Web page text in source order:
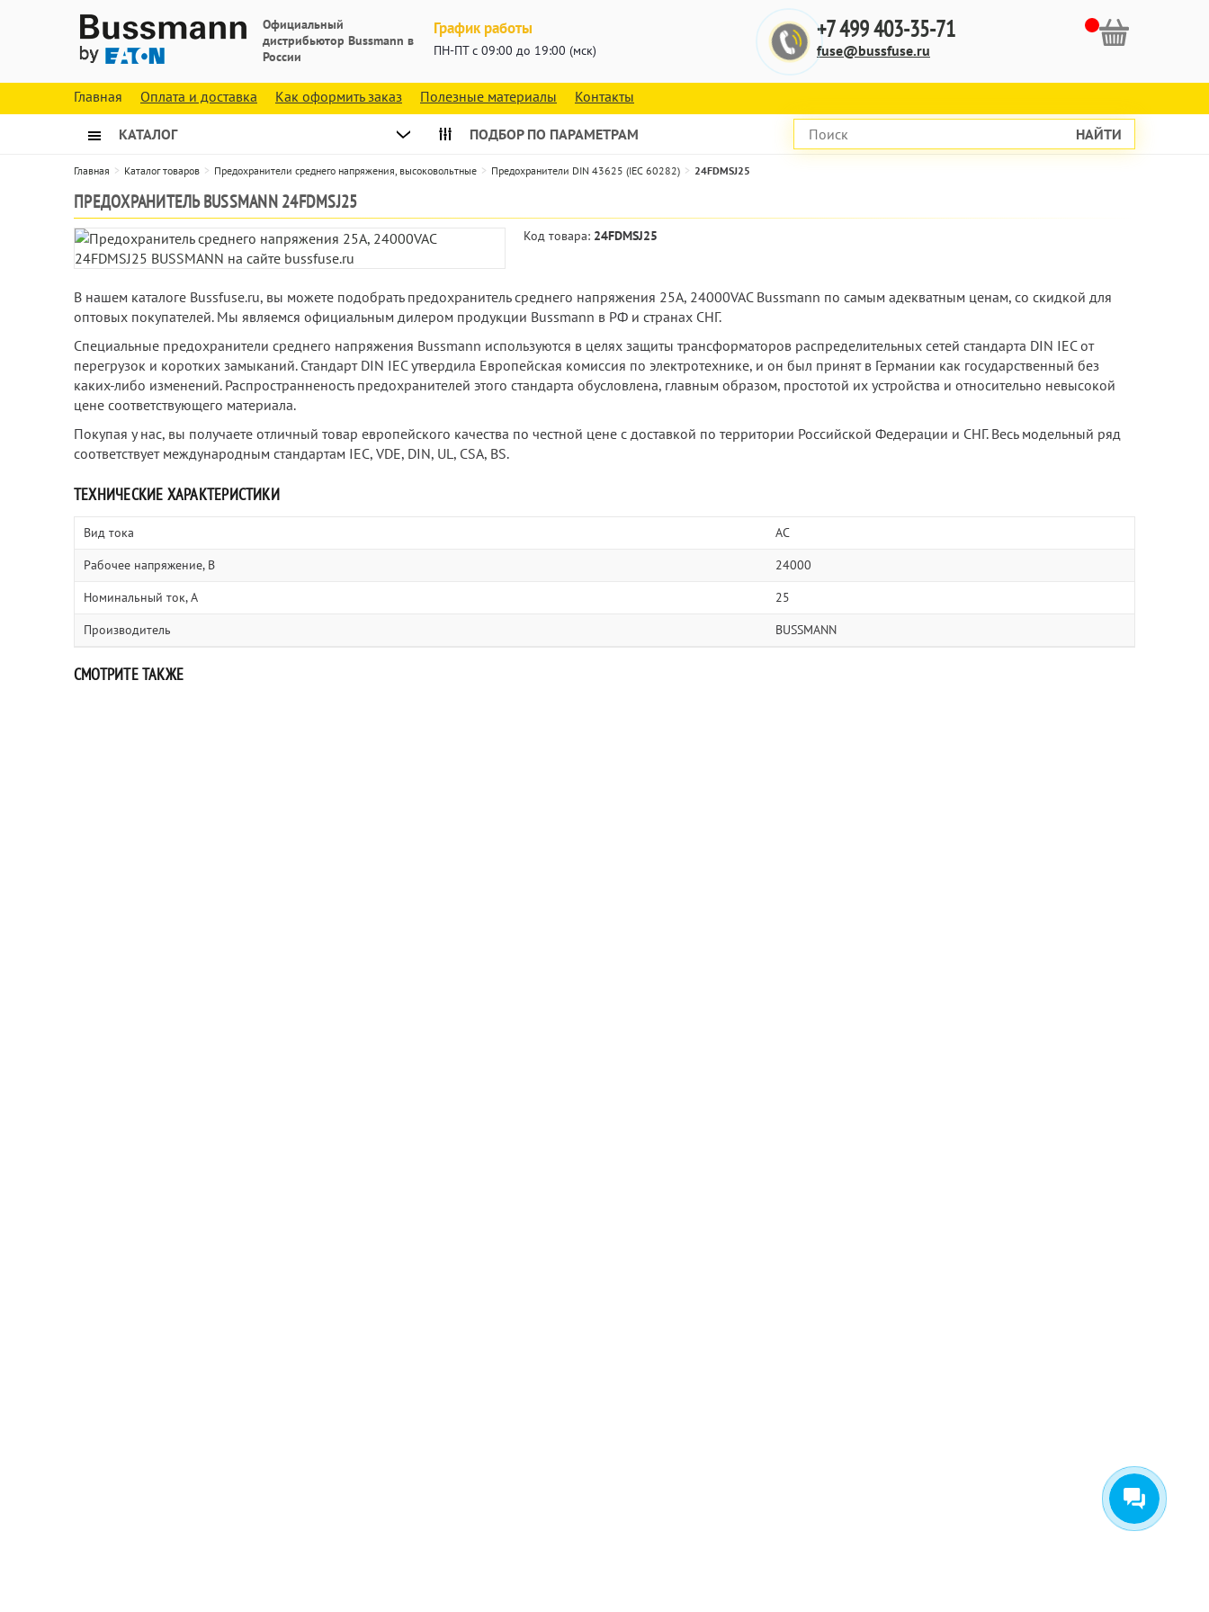
Официальный
дистрибьютор Bussmann в
России
График работы
ПН-ПТ с 09:00 до 19:00 (мск)
+7 499 403-35-71
fuse@bussfuse.ru
Главная Оплата и доставка Как оформить заказ Полезные материалы Контакты
КАТАЛОГ ПОДБОР ПО ПАРАМЕТРАМ НАЙТИ
Главная Каталог товаров Предохранители среднего напряжения, высоковольтные Предохранители DIN 43625 (IEC 60282) 24FDMSJ25
ПРЕДОХРАНИТЕЛЬ BUSSMANN 24FDMSJ25
Код товара: 24FDMSJ25
В нашем каталоге Bussfuse.ru, вы можете подобрать предохранитель среднего напряжения 25А, 24000VAC Bussmann по самым адекватным ценам, со скидкой для
оптовых покупателей. Мы являемся официальным дилером продукции Bussmann в РФ и странах СНГ.
Специальные предохранители среднего напряжения Bussmann используются в целях защиты трансформаторов распределительных сетей стандарта DIN IEC от
перегрузок и коротких замыканий. Стандарт DIN IEC утвердила Европейская комиссия по электротехнике, и он был принят в Германии как государственный без
каких-либо изменений. Распространненость предохранителей этого стандарта обусловлена, главным образом, простотой их устройства и относительно невысокой
цене соответствующего материала.
Покупая у нас, вы получаете отличный товар европейского качества по честной цене с доставкой по территории Российской Федерации и СНГ. Весь модельный ряд
соответствует международным стандартам IEC, VDE, DIN, UL, CSA, BS.
ТЕХНИЧЕСКИЕ ХАРАКТЕРИСТИКИ
Вид тока
AC
Рабочее напряжение, В
24000
Номинальный ток, А
25
Производитель
BUSSMANN
СМОТРИТЕ ТАКЖЕ